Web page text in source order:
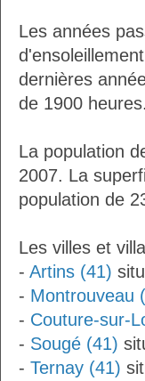
Les années
dernières
de 1900 heures.
La population
2007. La
population de
Les villes et
- Artins (41)
- Montrouveau
- Couture-sur-
- Sougé (41)
- Ternay (41)